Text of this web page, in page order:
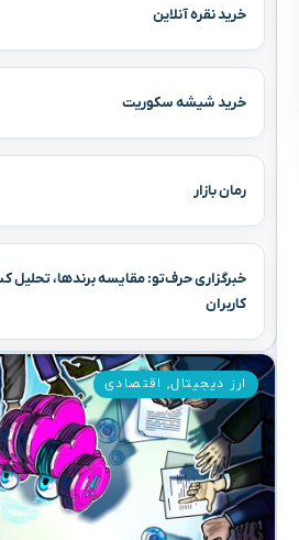
خرید نقره آنلاین
خرید شیشه سکوریت
رمان بازار
خبرگزاری حرف‌تو: مقایسه برندها، تحلیل
کاربران
ارز دیجیتال, اقتصادی